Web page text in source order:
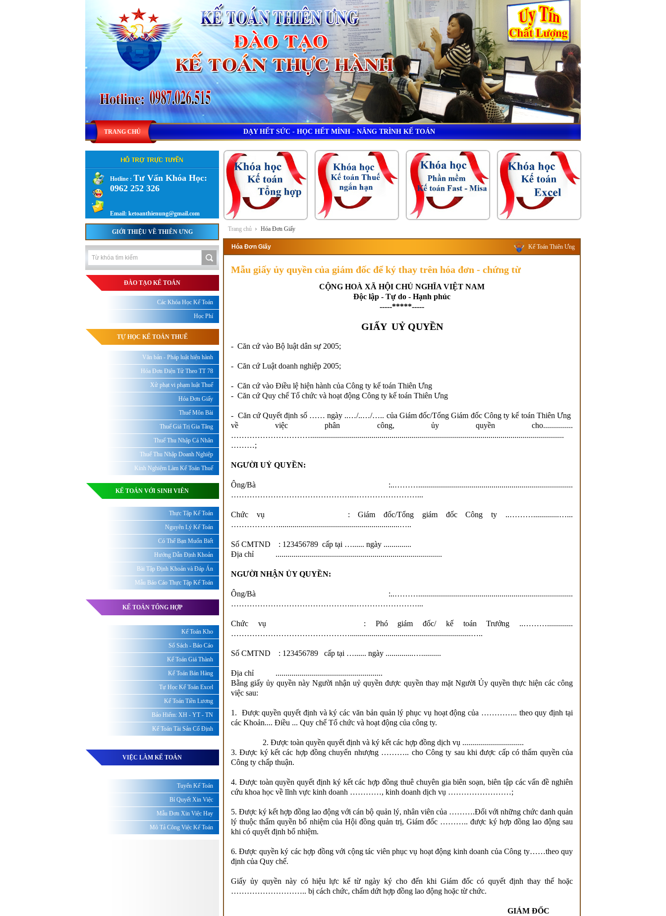
DẠY HẾT SỨC - HỌC HẾT MÌNH - NÂNG TRÌNH KẾ TOÁN
TRANG CHỦ
Trang chủ Hóa Đơn Giấy
Hóa Đơn Giấy Kế Toán Thiên Ưng
Mẫu giấy ủy quyền của giám đốc để ký thay trên hóa đơn - chứng từ
CỘNG HOÀ XÃ HỘI CHỦ NGHĨA VIỆT NAM
Độc lập - Tự do - Hạnh phúc
-----*****-----
GIẤY UỶ QUYỀN
- Căn cứ vào Bộ luật dân sự 2005;
- Căn cứ Luật doanh nghiệp 2005;
- Căn cứ vào Điều lệ hiện hành của Công ty kế toán Thiên Ưng
- Căn cứ Quy chế Tổ chức và hoạt động Công ty kế toán Thiên Ưng
- Căn cứ Quyết định số …… ngày ..…/..…/….. của Giám đốc/Tổng Giám đốc Công ty kế toán Thiên Ưng
về việc phân công, ủy quyền cho...............
…………………………................................................................................................................................
………;
NGƯỜI UỶ QUYỀN:
Ông/Bà :..………..............................................................................
………………………………………..……………………...
Chức vụ : Giám đốc/Tổng giám đốc Công ty ..……….............…...
……………….............................................................…..
Số CMTND : 123456789 cấp tại …...... ngày ..............
Địa chỉ ....................................................................................
NGƯỜI NHẬN ỦY QUYỀN:
Ông/Bà :..………..............................................................................
………………………………………..……………………...
Chức vụ : Phó giám đốc/ kế toán Trưởng ..……….............
……………………………………….............................................................…..
Số CMTND : 123456789 cấp tại …...... ngày ..............…..........
Địa chỉ ......................................................
Bằng giấy ủy quyền này Người nhận uỷ quyền được quyền thay mặt Người Ủy quyền thực hiện các công
việc sau:
1. Được quyền quyết định và ký các văn bản quản lý phục vụ hoạt động của ………….. theo quy định tại
các Khoản.... Điều ... Quy chế Tổ chức và hoạt động của công ty.
2. Được toàn quyền quyết định và ký kết các hợp đồng dịch vụ ...............................
3. Được ký kết các hợp đồng chuyển nhượng ……….. cho Công ty sau khi được cấp có thẩm quyền của
Công ty chấp thuận.
4. Được toàn quyền quyết định ký kết các hợp đồng thuê chuyên gia biên soạn, biên tập các vấn đề nghiên
cứu khoa học về lĩnh vực kinh doanh …………, kinh doanh dịch vụ ……………………;
5. Được ký kết hợp đồng lao động với cán bộ quản lý, nhân viên của ……….Đối với những chức danh quản
lý thuộc thẩm quyền bổ nhiệm của Hội đồng quản trị, Giám đốc ……….. được ký hợp đồng lao động sau
khi có quyết định bổ nhiệm.
6. Được quyền ký các hợp đồng với cộng tác viên phục vụ hoạt động kinh doanh của Công ty……theo quy
định của Quy chế.
Giấy ủy quyền này có hiệu lực kể từ ngày ký cho đến khi Giám đốc có quyết định thay thế hoặc
……………………….. bị cách chức, chấm dứt hợp đồng lao động hoặc từ chức.
GIÁM ĐỐC
Hotline : Tư Vấn Khóa Học:
0962 252 326
.
Email: ketoanthienung@gmail.com
GIỚI THIỆU VỀ THIÊN ƯNG
ĐÀO TẠO KẾ TOÁN
Các Khóa Học Kế Toán
Học Phí
TỰ HỌC KẾ TOÁN THUẾ
Văn bản - Pháp luật hiện hành
Hóa Đơn Điện Tử Theo TT 78
Xử phạt vi phạm luật Thuế
Hóa Đơn Giấy
Thuế Môn Bài
Thuế Giá Trị Gia Tăng
Thuế Thu Nhập Cá Nhân
Thuế Thu Nhập Doanh Nghiệp
Kinh Nghiệm Làm Kế Toán Thuế
KẾ TOÁN VỚI SINH VIÊN
Thực Tập Kế Toán
Nguyên Lý Kế Toán
Có Thể Bạn Muốn Biết
Hướng Dẫn Định Khoản
Bài Tập Định Khoản và Đáp Án
Mẫu Báo Cáo Thực Tập Kế Toán
KẾ TOÁN TỔNG HỢP
Kế Toán Kho
Sổ Sách - Báo Cáo
Kế Toán Giá Thành
Kế Toán Bán Hàng
Tự Học Kế Toán Excel
Kế Toán Tiền Lương
Bảo Hiểm: XH - YT - TN
Kế Toán Tài Sản Cố Định
VIỆC LÀM KẾ TOÁN
Tuyển Kế Toán
Bí Quyết Xin Việc
Mẫu Đơn Xin Việc Hay
Mô Tả Công Việc Kế Toán